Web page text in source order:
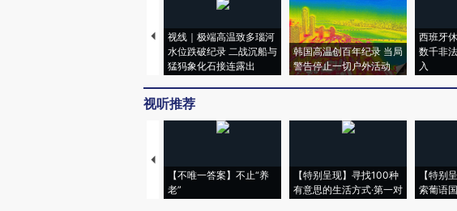
视线｜极端高温致多瑙河
水位跌破纪录 二战沉船与
猛犸象化石接连露出
韩国高温创百年纪录 当局
警告停止一切户外活动
西班牙
数千非
入
视听推荐
【不唯一答案】不止“养
老”
【特别呈现】寻找100种
有意思的生活方式·第一对
【特别
索葡语